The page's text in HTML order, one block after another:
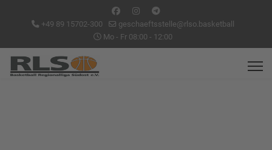
+49 89 15702-300
geschaeftsstelle@rlso.basketball
Mo - Fr 08:00 - 12:00